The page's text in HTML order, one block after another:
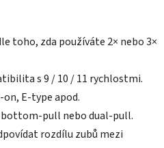
toho, zda používáte 2× nebo 3×
s 9 / 10 / 11 rychlostmi.
on, E-type apod.
pull nebo dual-pull.
rozdílu zubů mezi